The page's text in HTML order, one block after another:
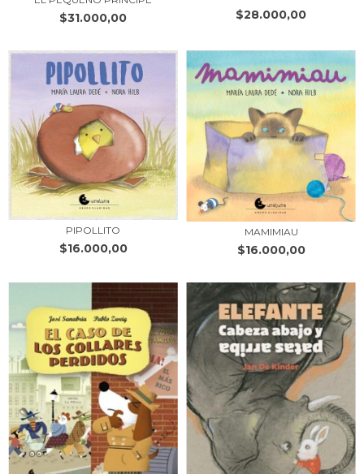
$31.000,00 $28.000,00
PIPOLLITO
$16.000,00
MAMIMIAU
$16.000,00